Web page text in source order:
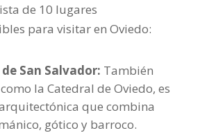
de 10 lugares
para visitar en Oviedo:
San Salvador: También
la Catedral de Oviedo, es
que combina
gótico y barroco.